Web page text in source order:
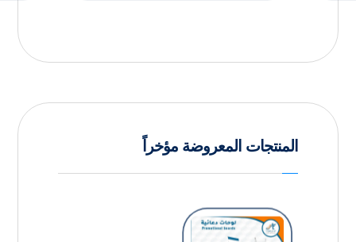
المنتجات المعروضة مؤخراً